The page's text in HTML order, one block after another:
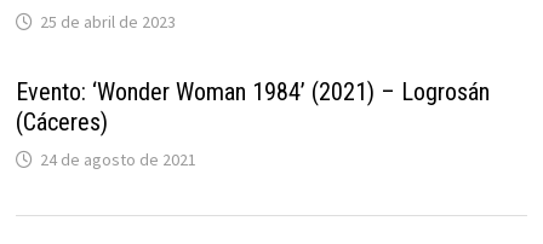
25 de abril de 2023
Evento: ‘Wonder Woman 1984’ (2021) – Logrosán
(Cáceres)
24 de agosto de 2021